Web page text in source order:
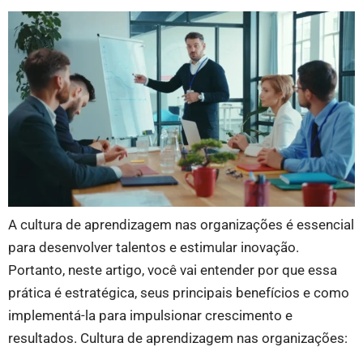
A cultura de aprendizagem nas organizações é essencial
para desenvolver talentos e estimular inovação.
Portanto, neste artigo, você vai entender por que essa
prática é estratégica, seus principais benefícios e como
implementá-la para impulsionar crescimento e
resultados. Cultura de aprendizagem nas organizações: